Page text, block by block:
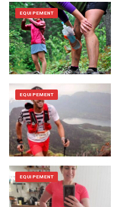
EQUIPEMENT
EQUIPEMENT
EQUIPEMENT